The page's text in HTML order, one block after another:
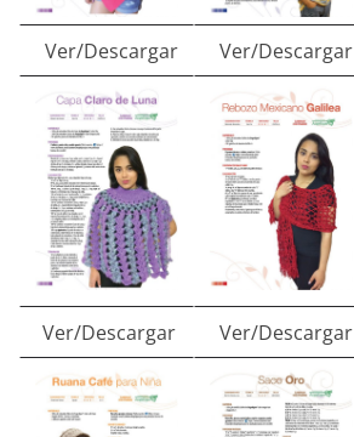
Ver/Descargar Ver/Descargar
Ver/Descargar Ver/Descargar